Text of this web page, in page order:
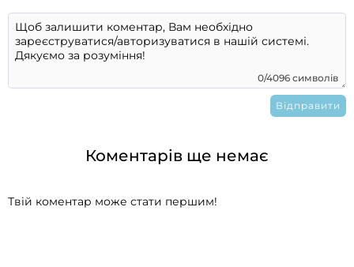
0/4096 символів
Коментарів ще немає
Твій коментар може стати першим!